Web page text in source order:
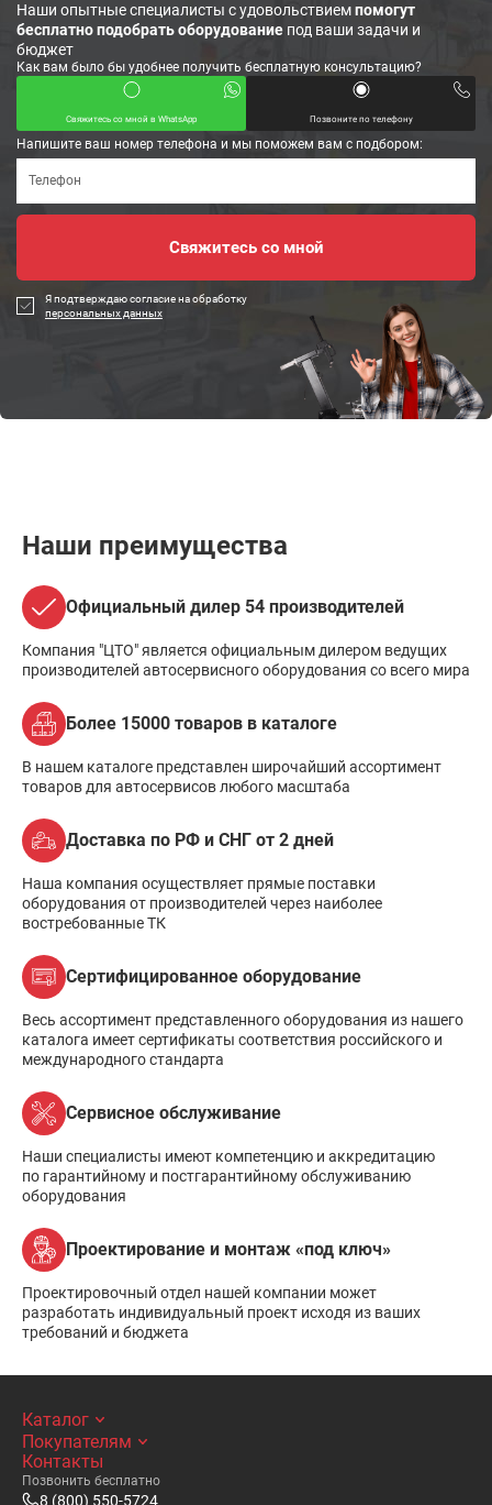
Наши опытные специалисты с удовольствиемпомогут
бесплатно подобрать оборудование под ваши задачи и
бюджет
Как вам было бы удобнее получить бесплатную консультацию?
Свяжитесь со мной в WhatsApp Позвоните по телефону
Напишите ваш номер телефона и мы поможем вам с подбором:
Я подтверждаю согласие на обработку
персональных данных
Наши преимущества
Официальный дилер 54 производителей
Компания "ЦТО" является официальным дилером ведущих
производителей автосервисного оборудования со всего мира
Более 15000 товаров в каталоге
В нашем каталоге представлен широчайший ассортимент
товаров для автосервисов любого масштаба
Доставка по РФ и СНГ от 2 дней
Наша компания осуществляет прямые поставки
оборудования от производителей через наиболее
востребованные ТК
Сертифицированное оборудование
Весь ассортимент представленного оборудования из нашего
каталога имеет сертификаты соответствия российского и
международного стандарта
Сервисное обслуживание
Наши специалисты имеют компетенцию и аккредитацию
по гарантийному и постгарантийному обслуживанию
оборудования
Проектирование и монтаж «под ключ»
Проектировочный отдел нашей компании может
разработать индивидуальный проект исходя из ваших
требований и бюджета
Каталог
Покупателям
Контакты
Позвонить бесплатно
8 (800) 550-5724